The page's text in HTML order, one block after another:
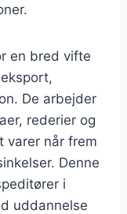
en bred vifte
De arbejder
rederier og
varer når frem
Denne
i
uddannelse